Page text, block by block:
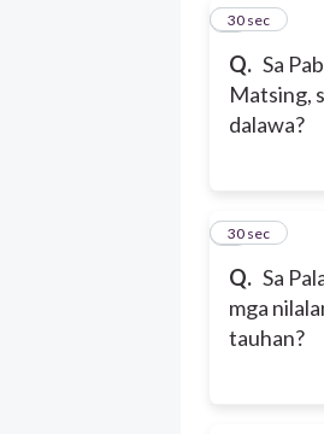
Q. Sa
Matsing,
dalawa?
3
30 sec
Q. Sa
mga
tauhan?
4
30 sec